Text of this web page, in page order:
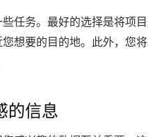
些任务。最好的选择是将项
想要的目的地。
此外，您
的信息